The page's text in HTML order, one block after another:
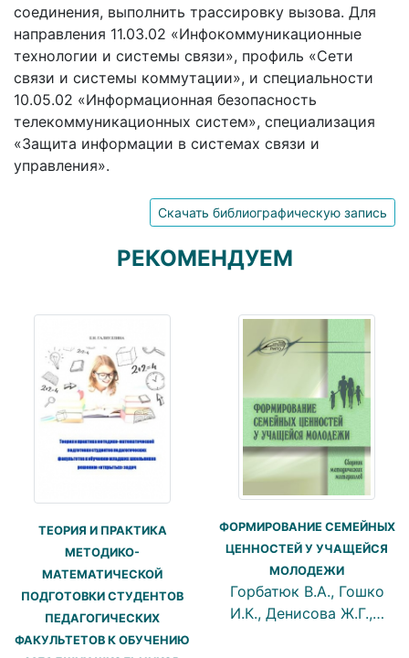
соединения, выполнить трассировку вызова. Для
направления 11.03.02 «Инфокоммуникационные
технологии и системы связи», профиль «Сети
связи и системы коммутации», и специальности
10.05.02 «Информационная безопасность
телекоммуникационных систем», специализация
«Защита информации в системах связи и
управления».
Скачать библиографическую запись
РЕКОМЕНДУЕМ
ТЕОРИЯ И ПРАКТИКА
МЕТОДИКО-
МАТЕМАТИЧЕСКОЙ
ПОДГОТОВКИ СТУДЕНТОВ
ПЕДАГОГИЧЕСКИХ
ФАКУЛЬТЕТОВ К ОБУЧЕНИЮ
ФОРМИРОВАНИЕ СЕМЕЙНЫХ
ЦЕННОСТЕЙ У УЧАЩЕЙСЯ
МОЛОДЕЖИ
Горбатюк В.А., Гошко
И.К., Денисова Ж.Г.,…